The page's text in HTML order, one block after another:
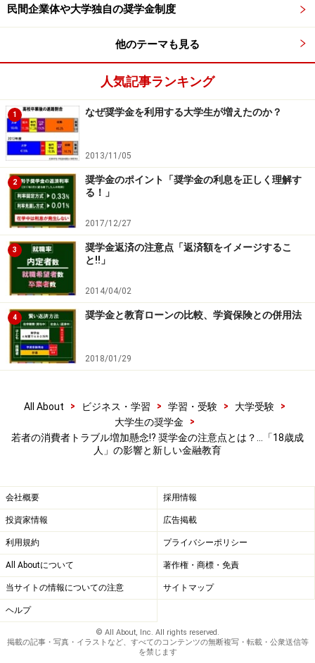
奨学金申請の際に必要な2021年度版の「確認書兼同意
書」の欄には次のように記されています。
あなた（あなたが未成年（20歳未満）の場合
は、あなたと親権者または未成年後見人）は、
「確認書兼同意書」に記載されている次の内容
を確認・承認したうえで、署名した「確認書兼
同意書」を提出しましたか。
（日本学生支援機構 2021年度スカラネット下書
き用紙①より）
今年からはこれが「18歳未満」に書き換えられるのでし
ょうが、成年と未成年が混在する高校3年生は同級生の
間でも取り扱いが異なってくるため、多少困惑するかも
しれません。
なお奨学金ではありませんが、文科省が「成人年齢に達
す。ここでは授業料等の徴収や中途退学に関する取り扱
いに多くが割かれていますが、「保護者」を「保護者
等」に書き換えたり、保護者の誓約書を必要とするな
ます。
>>>18歳成人で気を付けるべきは、給付型奨学金の採用
者
※記事内容は執筆時点のものです。最新の内容をご確認くださ
い。
1/2
民間企業体や大学独自の奨学金制度
他のテーマも見る
人気記事ランキング
1 なぜ奨学金を利用する大学生が増えたのか？
2013/11/05
2
奨学金のポイント「奨学金の利息を正しく理解す
る！」
2017/12/27
3
奨学金返済の注意点「返済額をイメージするこ
と!!」
2014/04/02
4 奨学金と教育ローンの比較、学資保険との併用法
2018/01/29
All About > ビジネス・学習 > 学習・受験 > 大学受験
>
大学生の奨学金
>
若者の消費者トラブル増加懸念!? 奨学金の注意点とは？…「18歳成
人」の影響と新しい金融教育
会社概要 採用情報
投資家情報 広告掲載
利用規約 プライバシーポリシー
All Aboutについて 著作権・商標・免責
当サイトの情報についての注意 サイトマップ
ヘルプ
© All About, Inc. All rights reserved.
掲載の記事・写真・イラストなど、すべてのコンテンツの無断複写・転載・公衆送信等
を禁じます